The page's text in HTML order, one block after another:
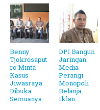
Benny
Tjokrosaput
ro Minta
Kasus
Jiwasraya
Dibuka
Semuanya
DPI Bangun
Jaringan
Media
Perangi
Monopoli
Belanja
Iklan